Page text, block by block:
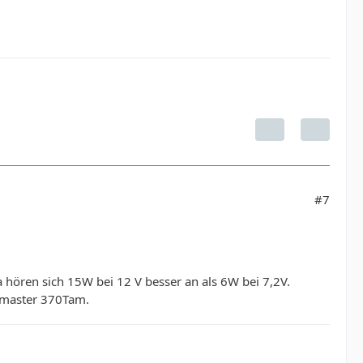
#7
sich 15W bei 12 V besser an als 6W bei 7,2V.
370Tam.